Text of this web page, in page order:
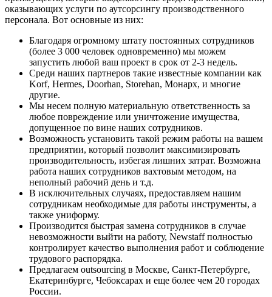
оказывающих услуги по аутсорсингу производственного
персонала. Вот основные из них:
Благодаря огромному штату постоянных сотрудников
(более 3 000 человек одновременно) мы можем
запустить любой ваш проект в срок от 2-3 недель.
Среди наших партнеров такие известные компании как
Korf, Hermes, Doorhan, Storehan, Монарх, и многие
другие.
Мы несем полную материальную ответственность за
любое повреждение или уничтожение имущества,
допущенное по вине наших сотрудников.
Возможность установить такой режим работы на вашем
предприятии, который позволит максимизировать
производительность, избегая лишних затрат. Возможна
работа наших сотрудников вахтовым методом, на
неполный рабочий день и т.д.
В исключительных случаях, предоставляем нашим
сотрудникам необходимые для работы инструменты, а
также униформу.
Производится быстрая замена сотрудников в случае
невозможности выйти на работу, Newstaff полностью
контролирует качество выполнения работ и соблюдение
трудового распорядка.
Предлагаем outsourcing в Москве, Санкт-Петербурге,
Екатеринбурге, Чебоксарах и еще более чем 20 городах
России.